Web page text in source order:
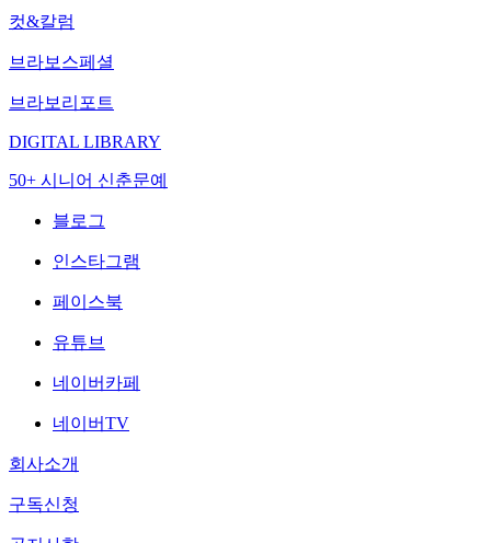
컷&칼럼
브라보스페셜
브라보리포트
DIGITAL LIBRARY
50+ 시니어 신춘문예
블로그
인스타그램
페이스북
유튜브
네이버카페
네이버TV
회사소개
구독신청